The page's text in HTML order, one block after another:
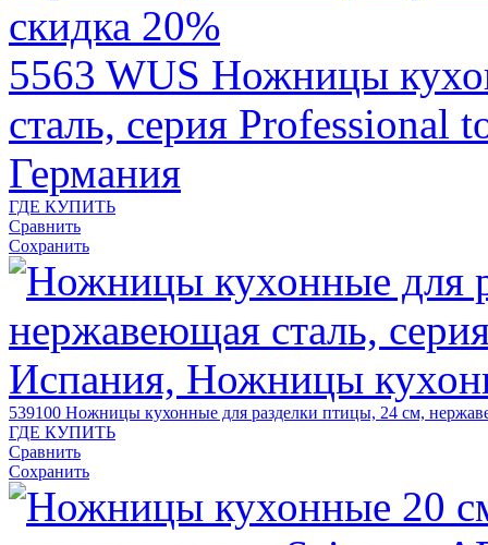
скидка 20%
5563 WUS Ножницы
сталь, серия Professional
Германия
ГДЕ КУПИТЬ
Сравнить
Сохранить
539100 Ножницы кухонные для разделки птицы, 24 см,
ГДЕ КУПИТЬ
Сравнить
Сохранить